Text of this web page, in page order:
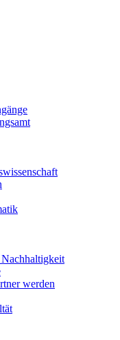
werden